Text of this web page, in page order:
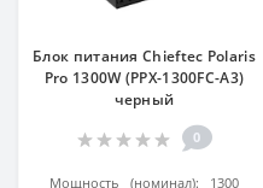
Блок питания Chieftec Polaris
Pro 1300W (PPX-1300FC-A3)
черный
0
Мощность (номинал): 1300